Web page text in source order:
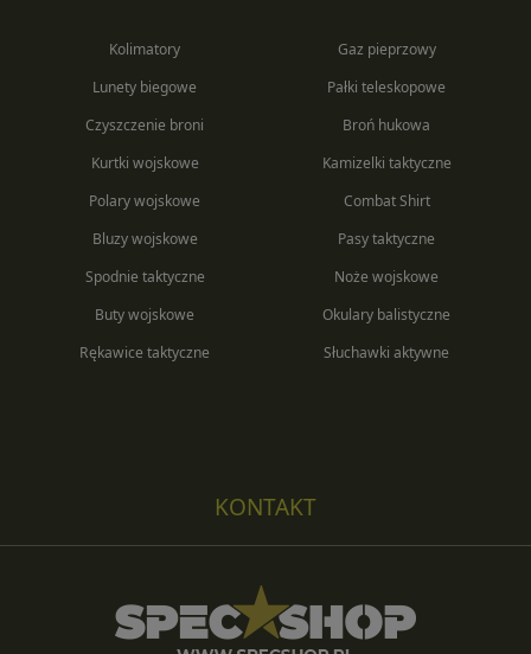
Kolimatory
Lunety biegowe
Czyszczenie broni
Gaz pieprzowy
Pałki teleskopowe
Broń hukowa
Kurtki wojskowe
Polary wojskowe
Bluzy wojskowe
Kamizelki taktyczne
Combat Shirt
Pasy taktyczne
Spodnie taktyczne
Buty wojskowe
Rękawice taktyczne
Noże wojskowe
Okulary balistyczne
Słuchawki aktywne
KONTAKT